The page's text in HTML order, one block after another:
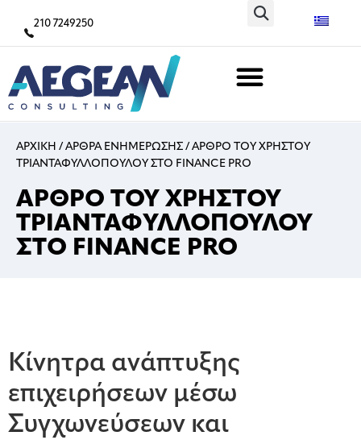
210 7249250
ΑΡΧΙΚΗ / ΑΡΘΡΑ ΕΝΗΜΕΡΩΣΗΣ / ΑΡΘΡΟ ΤΟΥ ΧΡΗΣΤΟΥ
ΤΡΙΑΝΤΑΦΥΛΛΟΠΟΥΛΟΥ ΣΤΟ FINANCE PRO
ΑΡΘΡΟ ΤΟΥ ΧΡΗΣΤΟΥ
ΤΡΙΑΝΤΑΦΥΛΛΟΠΟΥΛΟΥ
ΣΤΟ FINANCE PRO
Κίνητρα ανάπτυξης
επιχειρήσεων μέσω
Συγχωνεύσεων και